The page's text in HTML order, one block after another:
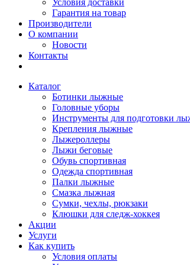
Условия доставки
Гарантия на товар
Производители
О компании
Новости
Контакты
Каталог
Ботинки лыжные
Головные уборы
Инструменты для подготовки
Крепления лыжные
Лыжероллеры
Лыжи беговые
Обувь спортивная
Одежда спортивная
Палки лыжные
Смазка лыжная
Сумки, чехлы, рюкзаки
Клюшки для следж-хоккея
Акции
Услуги
Как купить
Условия оплаты